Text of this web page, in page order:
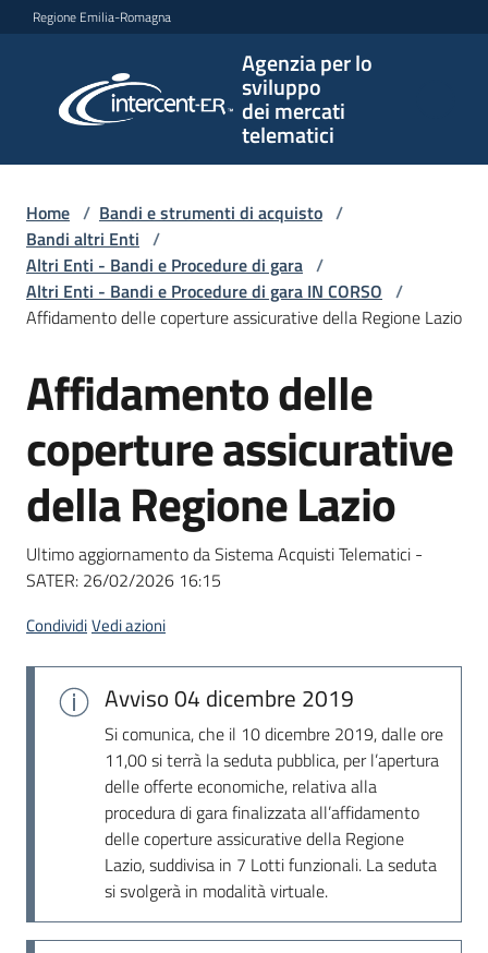
Vai al contenuto
Vai alla navigazione
Vai al footer
Regione Emilia-Romagna
Agenzia per lo
sviluppo
dei mercati
telematici
per lo
sviluppo
telematici
L'Agenzia
Bandi
strumenti
acquisto
Supporto
telematiche
Home / Bandi e strumenti di acquisto /
Bandi altri Enti /
Altri Enti - Bandi e Procedure di gara /
Altri Enti - Bandi e Procedure di gara IN CORSO /
Affidamento delle coperture assicurative della Regione Lazio
Salta al contenuto
Affidamento delle
coperture assicurative
della Regione Lazio
Ultimo aggiornamento da Sistema Acquisti Telematici -
SATER: 26/02/2026 16:15
CondividiVedi azioni
Avviso04 dicembre 2019
Si comunica, che il 10 dicembre 2019, dalle ore
11,00 si terrà la seduta pubblica, per l’apertura
delle offerte economiche, relativa alla
procedura di gara finalizzata all’affidamento
delle coperture assicurative della Regione
Lazio, suddivisa in 7 Lotti funzionali. La seduta
si svolgerà in modalità virtuale.